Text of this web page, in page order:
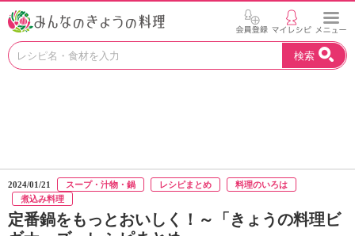
お
つ
よ
検索
2024/01/21 スープ・汁物・鍋 レシピまとめ
料理のいろは
煮込み料理
定番鍋をもっとおいしく！～「きょうの料理ビ